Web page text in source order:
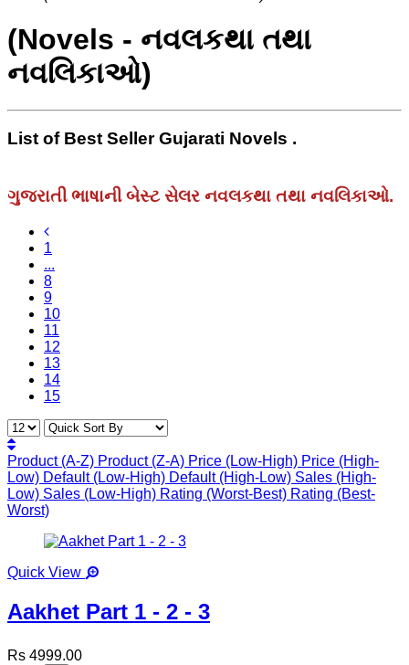
(Novels - નવલકથા તથા
નવલિકાઓ)
List of Best Seller Gujarati Novels .
ગુજરાતી ભાષાની બેસ્ટ સેલર નવલકથા તથા નવલિકાઓ.
1
...
8
9
10
11
12
13
14
15
Product (A-Z) Product (Z-A) Price (Low-High) Price (High-
Low) Default (Low-High) Default (High-Low) Sales (High-
Low) Sales (Low-High) Rating (Worst-Best) Rating (Best-
Worst)
Quick View
Aakhet Part 1 - 2 - 3
Rs 4999.00